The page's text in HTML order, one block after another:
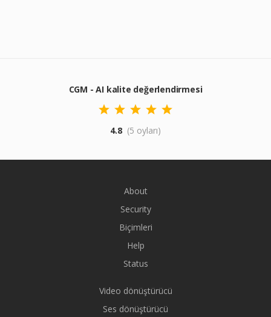
CGM - AI kalite değerlendirmesi
4.8 (5 oyları)
About
Security
Biçimleri
Help
Status
Video dönüştürücü
Ses dönüştürücü